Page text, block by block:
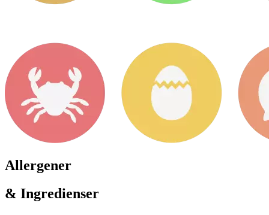
Allergener
& Ingredienser